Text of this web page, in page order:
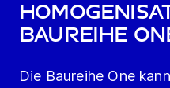
Baureihe
Die Baureihe One